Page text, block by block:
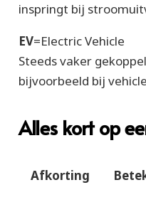
inspringt bij
EV=Electric Vehicle
Steeds vaker
bijvoorbeeld bij
Alles kort op
Afkorting